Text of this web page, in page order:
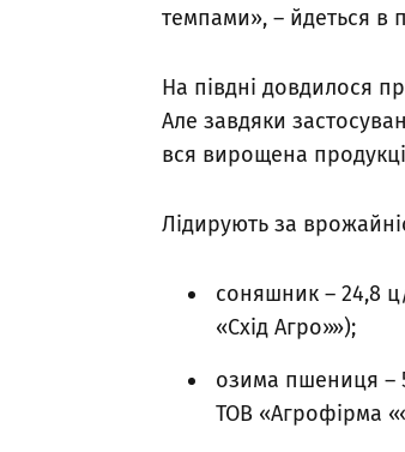
темпами», – йдеться в
На півдні довдилося
Але завдяки
вся вирощена
Лідирують за
соняшник – 24,8
«Схід Агро»»);
озима пшениця –
ТОВ «Агрофірма